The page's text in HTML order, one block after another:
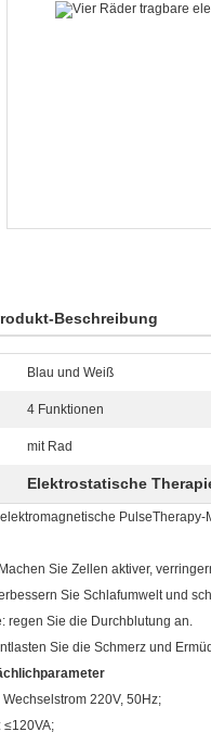
Beschreibung
Blau und Weiß
4 Funktionen
mit Rad
Elektrostatische
PulseTherapy-
Sie Zellen aktiver,
Sie Schlafumwelt und
regen Sie die Durchblutung an.
Sie die Schmerz und
220V, 50Hz;
≤120VA;